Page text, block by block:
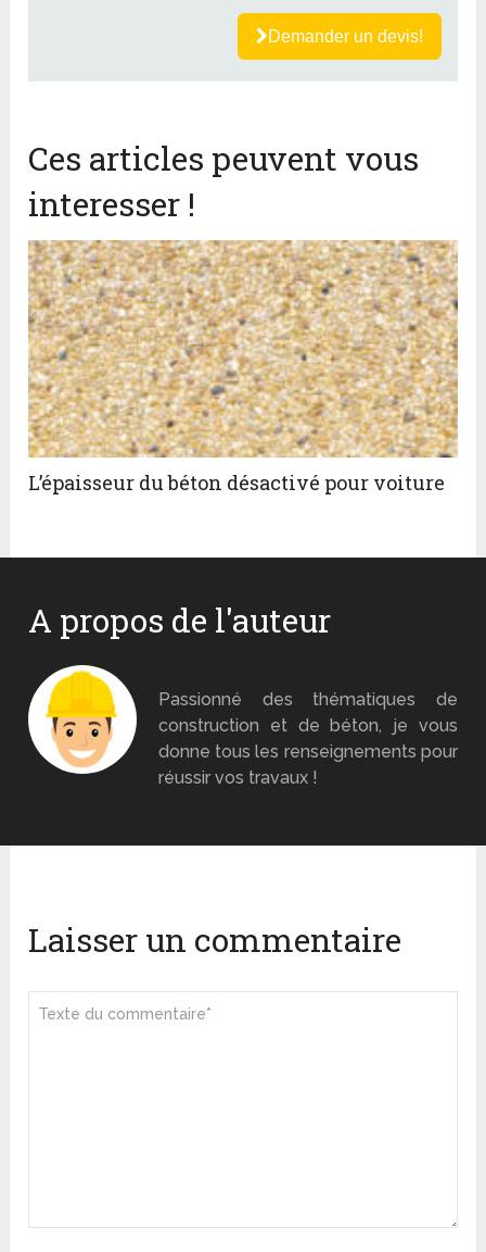
Demander un devis!
Ces articles peuvent vous
interesser !
L’épaisseur du béton désactivé pour voiture
A propos de l'auteur
Passionné des thématiques de
construction et de béton, je vous
donne tous les renseignements pour
réussir vos travaux !
Laisser un commentaire